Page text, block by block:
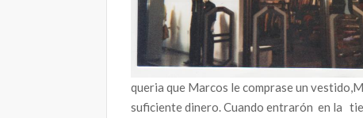
queria que Marcos le comprase un
suficiente dinero. Cuando entrarón en la